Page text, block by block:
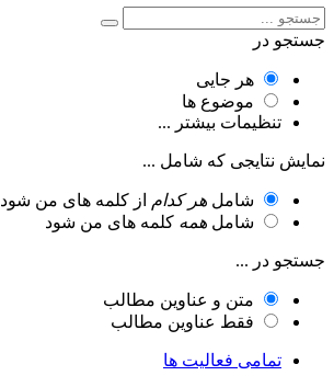
جستجو در
هر جایی
موضوع ها
تنظیمات بیشتر ...
نمایش نتایجی که شامل ...
شامل هر کدام از کلمه های من شود
شامل همه کلمه های من شود
جستجو در ...
متن و عناوین مطالب
فقط عناوین مطالب
تمامی فعالیت ها